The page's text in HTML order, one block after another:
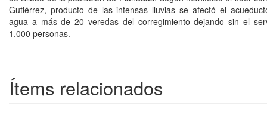
Gutiérrez, producto de las intensas lluvias se afectó el
agua a más de 20 veredas del corregimiento dejando sin el
1.000 personas.
Ítems relacionados